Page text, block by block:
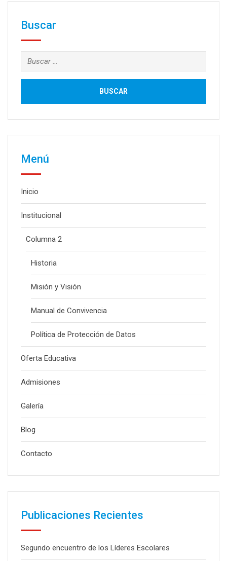
Buscar
Buscar:
Menú
Inicio
Institucional
Columna 2
Historia
Misión y Visión
Manual de Convivencia
Política de Protección de Datos
Oferta Educativa
Admisiones
Galería
Blog
Contacto
Publicaciones Recientes
Segundo encuentro de los Líderes Escolares